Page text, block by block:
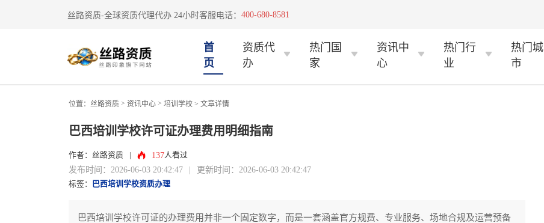
丝路资质-全球资质代理代办 24小时客服电话： 400-680-8581
首
页
资质代
办
热门国
家
资讯中
心
热门行
业
热门城
市
位置： 丝路资质 > 资讯中心 > 培训学校 > 文章详情
巴西培训学校许可证办理费用明细指南
作者：丝路资质 137人看过
发布时间：2026-06-03 20:42:47 | 更新时间：2026-06-03 20:42:47
标签： 巴西培训学校资质办理
巴西培训学校许可证的办理费用并非一个固定数字，而是一套涵盖官方规费、专业服务、场地合规及运营预备